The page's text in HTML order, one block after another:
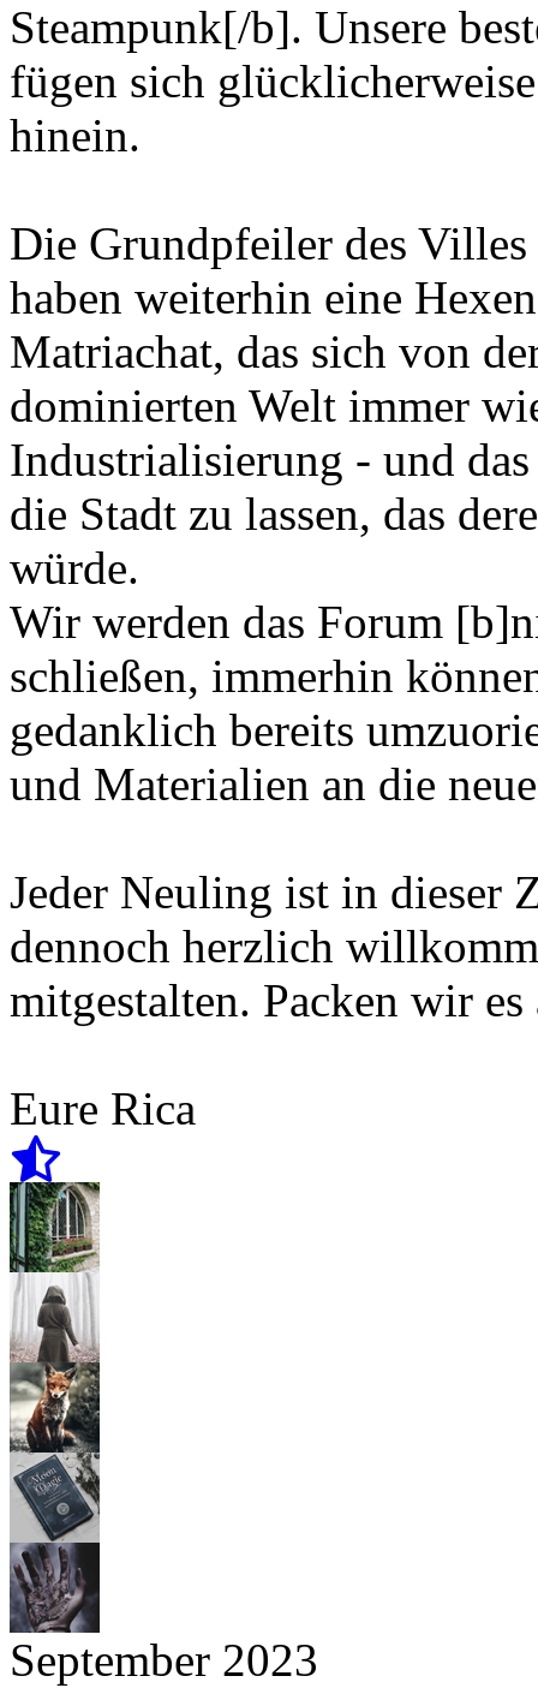
Steampunk[/b]. Unsere
fügen sich
hinein.
Die Grundpfeiler des
haben weiterhin eine
Matriachat, das sich von
dominierten Welt immer
Industrialisierung - und
die Stadt zu lassen, das
würde.
Wir werden das Forum
schließen, immerhin
gedanklich bereits
und Materialien an die
Jeder Neuling ist in dieser
dennoch herzlich
mitgestalten. Packen wir es
Eure Rica
September 2023